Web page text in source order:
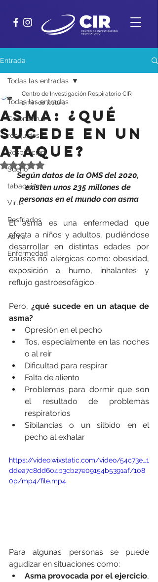
Entrada
Todas las entradas
Coronavirus
ronquidos
Respiración
Sueño
tabaquismo
Virus
Resfriados
Asma
Enfermedad
Todas las entradas
ASMA: ¿QUÉ
SUCEDE EN UN
ATAQUE?
Centro de Investigación Respiratorio CIR
2 min de lectura
Obtuvo NaN de 5 estrellas.
Según datos de la OMS del 2020,
existen unos 235 millones de
personas en el mundo con asma
El asma es una enfermedad que
afecta a niños y adultos, pudiéndose
desarrollar en distintas edades por
causas no alérgicas como: obesidad,
exposición a humo, inhalantes y
reflujo gastroesofágico.
Pero, ¿qué sucede en un ataque de
asma?
Opresión en el pecho
Tos, especialmente en las noches
o al reír
Dificultad para respirar
Falta de aliento
Problemas para dormir que son
el resultado de problemas
respiratorios
Sibilancias o un silbido en el
pecho al exhalar
https://video.wixstatic.com/video/54c73e_1
ddea7c8dd604b3cb27e09154b5391af/108
0p/mp4/file.mp4
Para algunas personas se puede
agudizar en situaciones como:
Asma provocada por el ejercicio,